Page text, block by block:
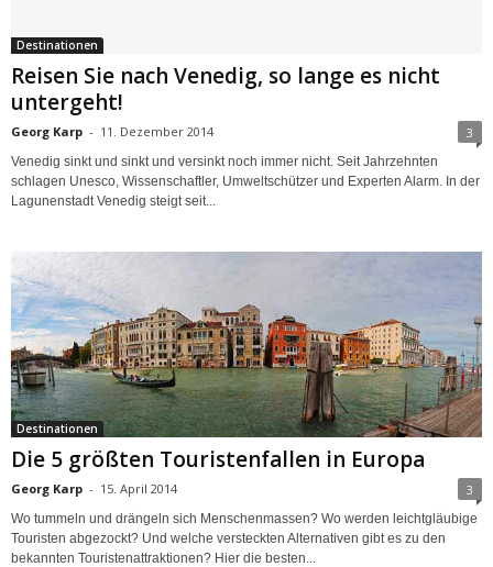
Destinationen
Reisen Sie nach Venedig, so lange es nicht
untergeht!
Georg Karp - 11. Dezember 2014 3
Venedig sinkt und sinkt und versinkt noch immer nicht. Seit Jahrzehnten
schlagen Unesco, Wis­sen­schaftler, Umweltschützer und Experten Alarm. In der
Lagunenstadt Venedig steigt seit...
Destinationen
Die 5 größten Touristenfallen in Europa
Georg Karp - 15. April 2014 3
Wo tummeln und drängeln sich Menschenmassen? Wo werden leichtgläubige
Touristen abgezockt? Und welche versteckten Alternativen gibt es zu den
bekannten Touristenattraktionen? Hier die besten...